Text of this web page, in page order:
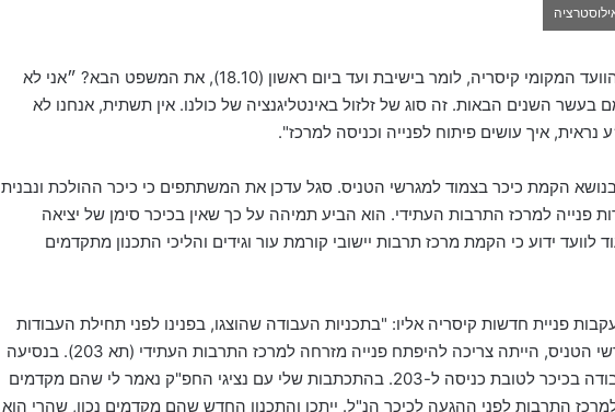
המקומי קיסריה, לומר בישיבת ועד ביום ראשון (18.10), את המשפט הבא? ״אני לא
בעשר השנים הבאות. זה סוג של זלזול באינטליגנציה של כולנו. אין תשתית, אנחנו לא
נראית, איך עושים פיתוח לפנייה וכניסה למרכז".
הקמת כיכר בצמוד למגרשי הטניס. סגל עדכן את המשתתפים כי כיכר ההולכת ונבנית
פנייה למרכז התרבות העתידי. הוא הביע תמיהה על כך שאין בכיכר סימן של יציאה
ידוע כי הקמת מרכז תרבות יישובי קורמת עור וגידים והליכי התכנון מתקדמים
פניית חדשות קיסריה אליו: "בתכניות העבודה שהוצגו, בפנינו לפני תחילת העבודות
הטניס, הייתה צריכה להיפתח פנייה מזרחה למרכז התרבות העתידי (תא 203).
בנסיעה
בכיכר לטובת כניסה ל-203. בהתכתבות שלי עם נציגי החפ"ק נאמר לי שהם מקדמים
התרבות לפני ההגעה לכיכר הנ"ל. ייתכן והתכנון החדש שהם מקדמים נכון, שהרי הוא